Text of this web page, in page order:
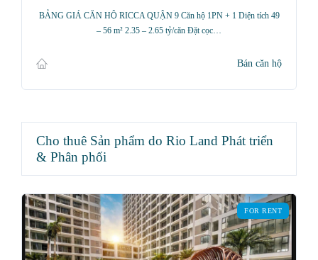
BẢNG GIÁ CĂN HỘ RICCA QUẬN 9 Căn hộ 1PN + 1 Diện tích 49
– 56 m² 2.35 – 2.65 tỷ/căn Đặt cọc…
Bán căn hộ
Cho thuê Sản phẩm do Rio Land Phát triển
& Phân phối
FOR RENT